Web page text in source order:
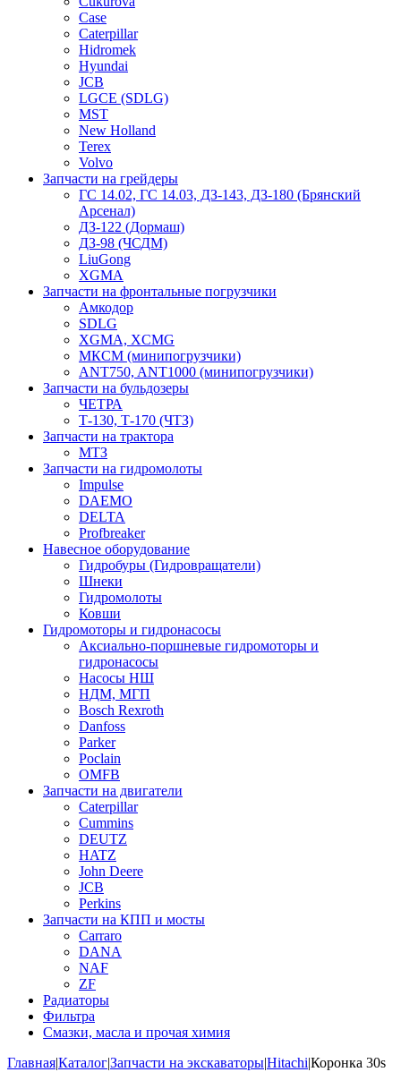
Case
Caterpillar
Hidromek
Hyundai
JCB
LGCE (SDLG)
MST
New Holland
Terex
Volvo
Запчасти на грейдеры
ГС 14.02, ГС 14.03, ДЗ-143, ДЗ-180 (Брянский
Арсенал)
ДЗ-122 (Дормаш)
ДЗ-98 (ЧСДМ)
LiuGong
XGMA
Запчасти на фронтальные погрузчики
Амкодор
SDLG
XGMA, XCMG
МКСМ (минипогрузчики)
ANT750, ANT1000 (минипогрузчики)
Запчасти на бульдозеры
ЧЕТРА
Т-130, Т-170 (ЧТЗ)
Запчасти на трактора
МТЗ
Запчасти на гидромолоты
Impulse
DAEMO
DELTA
Profbreaker
Навесное оборудование
Гидробуры (Гидровращатели)
Шнеки
Гидромолоты
Ковши
Гидромоторы и гидронасосы
Аксиально-поршневые гидромоторы и
гидронасосы
Насосы НШ
НДМ, МГП
Bosch Rexroth
Danfoss
Parker
Poclain
OMFB
Запчасти на двигатели
Caterpillar
Cummins
DEUTZ
HATZ
John Deere
JCB
Perkins
Запчасти на КПП и мосты
Carraro
DANA
NAF
ZF
Радиаторы
Фильтра
Смазки, масла и прочая химия
Главная|Каталог|Запчасти на экскаваторы|Hitachi|Коронка 30s